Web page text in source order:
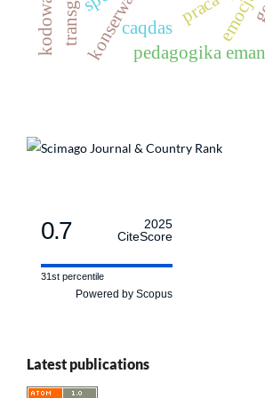
pedagogika
caqdas emocje
0.7
2025
CiteScore
31st percentile
Powered by Scopus
Latest publications